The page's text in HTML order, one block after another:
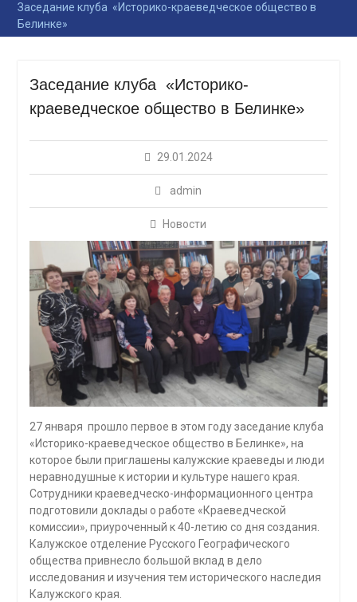
Заседание клуба «Историко-краеведческое общество в
Белинке»
Заседание клуба «Историко-
краеведческое общество в Белинке»
29.01.2024
admin
Новости
27 января прошло первое в этом году заседание клуба
«Историко-краеведческое общество в Белинке», на
которое были приглашены калужские краеведы и люди
неравнодушные к истории и культуре нашего края.
Сотрудники краеведческо-информационного центра
подготовили доклады о работе «Краеведческой
комиссии», приуроченный к 40-летию со дня создания.
Калужское отделение Русского Географического
общества привнесло большой вклад в дело
исследования и изучения тем исторического наследия
Калужского края.